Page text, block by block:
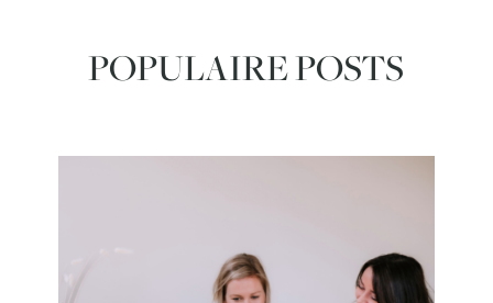
POPULAIRE POSTS